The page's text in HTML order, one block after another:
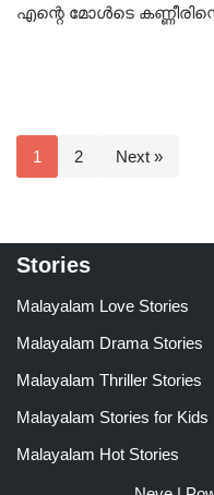
എന്റെ മോൾടെ
1 2 Next »
Stories
Malayalam Love Stories
Malayalam Drama Stories
Malayalam Thriller Stories
Malayalam Stories for Kids
Malayalam Hot Stories